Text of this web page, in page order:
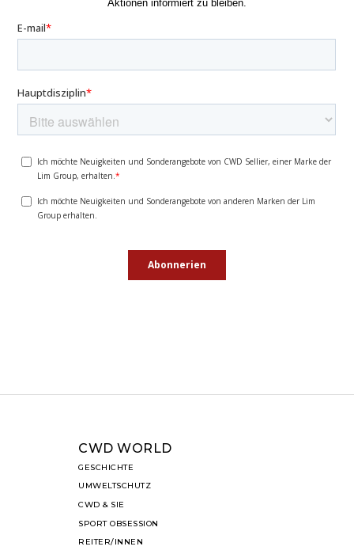
CWD WORLD
GESCHICHTE
UMWELTSCHUTZ
CWD & SIE
SPORT OBSESSION
REITER/INNEN